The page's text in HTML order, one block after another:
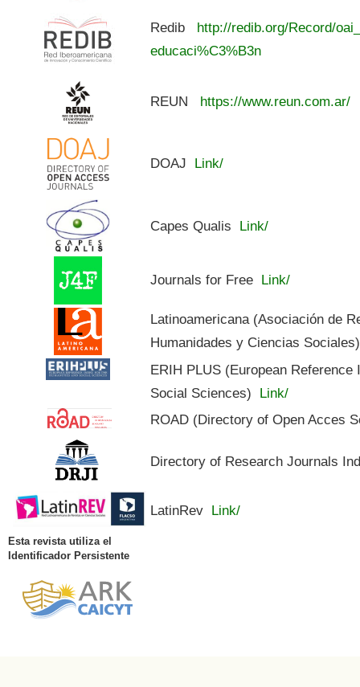
Redib
http://redib.org/Record/
educaci%C3%B3n
REUN https://www.reun.com.ar/
DOAJ Link/
Capes Qualis Link/
Journals for Free Link/
Latinoamericana (Asociación de
Humanidades y Ciencias Sociales)
ERIH PLUS (European
Social Sciences) Link/
ROAD (Directory of Open Acces
Directory of Research Journals
LatinRev Link/
Esta revista utiliza el
Identificador Persistente